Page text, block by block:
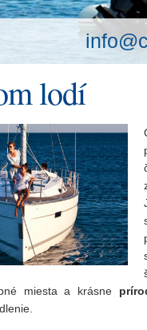
lodí
miesta a krásne